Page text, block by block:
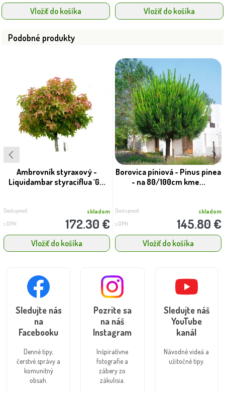
Vložiť do košíka Vložiť do košíka
Podobné produkty
Ambrovník styraxový -
Liquidambar styraciflua ´G...
Dostupnosť: skladom
s DPH 172.30 €
Vložiť do košíka
Borovica píniová - Pinus pinea
- na 80/100cm kme...
Dostupnosť: skladom
s DPH 145.80 €
Vložiť do košíka
Sledujte nás
na
Facebooku
Denné tipy,
čerstvé správy a
komunitný
obsah.
Pozrite sa
na náš
Instagram
Inšpiratívne
fotografie a
zábery zo
zákulisia.
Sledujte náš
YouTube
kanál
Návodné videá a
užitočné tipy.